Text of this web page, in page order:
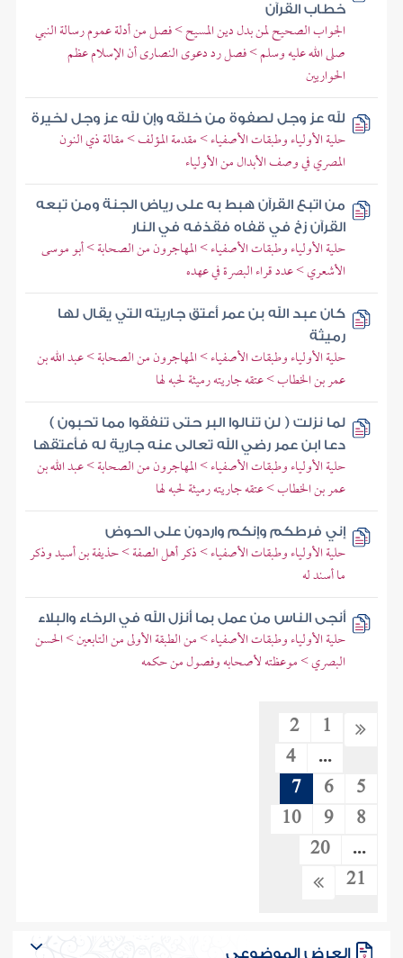
خطاب القرآن
الجواب الصحيح لمن بدل دين المسيح > فصل من أدلة عموم رسالة النبي
صلى الله عليه وسلم > فصل رد دعوى النصارى أن الإسلام عظم
الحواريين
لله عز وجل لصفوة من خلقه وإن لله عز وجل لخيرة
حلية الأولياء وطبقات الأصفياء > مقدمة المؤلف > مقالة ذي النون
المصري في وصف الأبدال من الأولياء
من اتبع القرآن هبط به على رياض الجنة ومن تبعه
القرآن زخ في قفاه فقذفه في النار
حلية الأولياء وطبقات الأصفياء > المهاجرون من الصحابة > أبو موسى
الأشعري > عدد قراء البصرة في عهده
كان عبد الله بن عمر أعتق جاريته التي يقال لها
رميثة
حلية الأولياء وطبقات الأصفياء > المهاجرون من الصحابة > عبد الله بن
عمر بن الخطاب > عتقه جاريته رميثة لحبه لها
لما نزلت ( لن تنالوا البر حتى تنفقوا مما تحبون )
دعا ابن عمر رضي الله تعالى عنه جارية له فأعتقها
حلية الأولياء وطبقات الأصفياء > المهاجرون من الصحابة > عبد الله بن
عمر بن الخطاب > عتقه جاريته رميثة لحبه لها
إني فرطكم وإنكم واردون على الحوض
حلية الأولياء وطبقات الأصفياء > ذكر أهل الصفة > حذيفة بن أسيد وذكر
ما أسند له
أنجى الناس من عمل بما أنزل الله في الرخاء والبلاء
حلية الأولياء وطبقات الأصفياء > من الطبقة الأولى من التابعين > الحسن
البصري > موعظته لأصحابه وفصول من حكمه
1
2
...
4
5
6
7
8
9
10
...
20
21
العرض الموضوعي